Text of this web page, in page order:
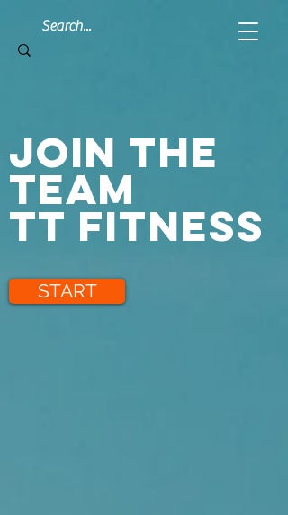
JOIN THE
Team
TT Fitness
START